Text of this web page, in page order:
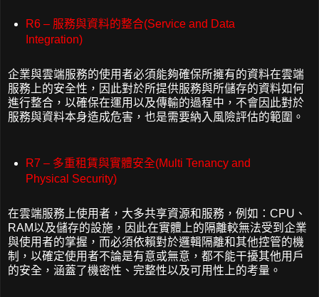
R6 – 服務與資料的整合(Service and Data
Integration)
企業與雲端服務的使用者必須能夠確保所擁有的資料在雲端
服務上的安全性，因此對於所提供服務與所儲存的資料如何
進行整合，以確保在運用以及傳輸的過程中，不會因此對於
服務與資料本身造成危害，也是需要納入風險評估的範圍。
R7 – 多重租賃與實體安全(Multi Tenancy and
Physical Security)
在雲端服務上使用者，大多共享資源和服務，例如：CPU、
RAM以及儲存的設施，因此在實體上的隔離較無法受到企業
與使用者的掌握，而必須依賴對於邏輯隔離和其他控管的機
制，以確定使用者不論是有意或無意，都不能干擾其他用戶
的安全，涵蓋了機密性、完整性以及可用性上的考量。